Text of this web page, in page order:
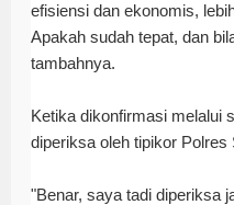
efisiensi dan ekonomis,
Apakah sudah tepat, dan
tambahnya.
Ketika dikonfirmasi melalui
diperiksa oleh tipikor Polres
"Benar, saya tadi diperiksa